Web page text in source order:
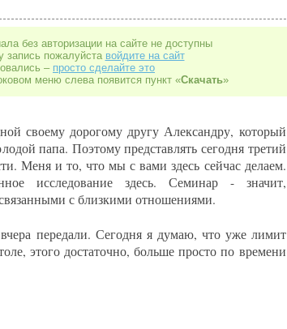
без авторизации на сайте не доступны
запись пожалуйста войдите на сайт
– просто сделайте это
меню слева появится пункт «Скачать»
своему дорогому другу Александру, который
папа. Поэтому представлять сегодня третий
Меня и то, что мы с вами здесь сейчас делаем.
исследование здесь. Семинар - значит,
с близкими отношениями.
передали. Сегодня я думаю, что уже лимит
этого достаточно, больше просто по времени